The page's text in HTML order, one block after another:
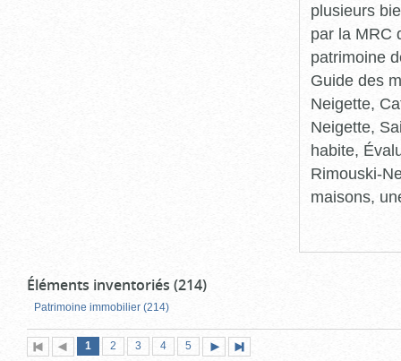
plusieurs
par la MRC
patrimoine
Guide des
Neigette,
Neigette,
habite,
Rimouski-
maisons,
Éléments inventoriés (214)
Patrimoine immobilier (214)
PremièrePage
Page
1 (pagePage
2 Page
3 Page
4 Page
5